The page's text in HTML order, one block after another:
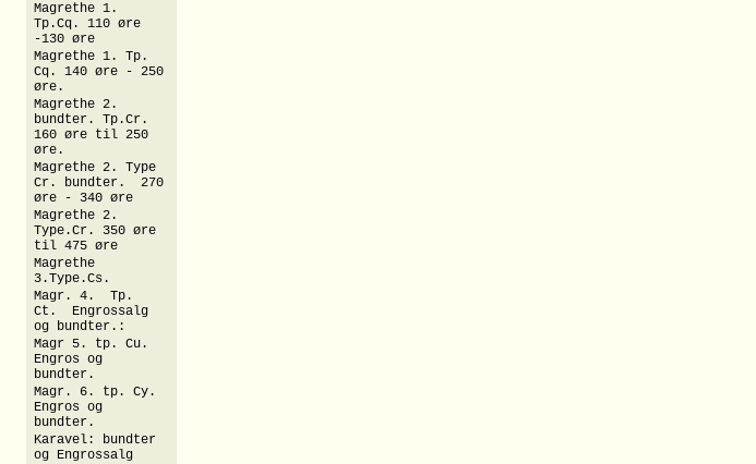
Magrethe 1.
Tp.Cq. 110 øre
-130 øre
Magrethe 1. Tp.
Cq. 140 øre - 250
øre.
Magrethe 2.
bundter. Tp.Cr.
160 øre til 250
øre.
Magrethe 2. Type
Cr. bundter. 270
øre - 340 øre
Magrethe 2.
Type.Cr. 350 øre
til 475 øre
Magrethe
3.Type.Cs.
Magr. 4. Tp.
Ct. Engrossalg
og bundter.:
Magr 5. tp. Cu.
Engros og
bundter.
Magr. 6. tp. Cy.
Engros og
bundter.
Karavel: bundter
og Engrossalg